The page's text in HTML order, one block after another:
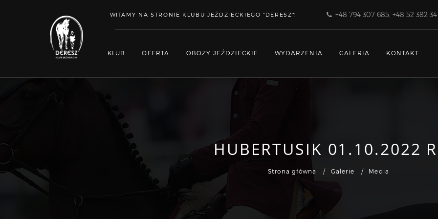
WITAMY NA STRONIE KLUBU JEŹDZIECKIEGO "DERESZ"! +48 794 307 685, +48 52 382
KLUB OFERTA OBOZY JEŹDZIECKIE WYDARZENIA GALERIA KONTAKT
HUBERTUSIK 01.10.2022
Strona główna Galerie Media